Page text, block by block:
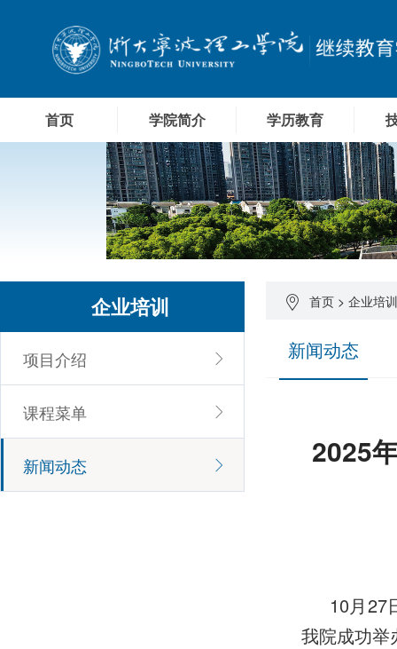
首页 学院简介 学历教育
首页 > 企业培训
新闻动态
2025
10月27
我院成功举
企业培训
项目介绍
课程菜单
新闻动态